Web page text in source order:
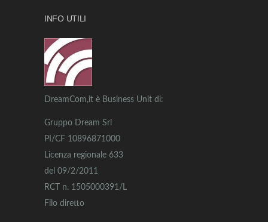
INFO UTILI
DreamCom,it è Business Unit di:
Gruppo Dream Srl
PI/CF 10896871000
Licenza regionale 633
del 09/2/2011
RCT n. 1505000391/L
Filo diretto